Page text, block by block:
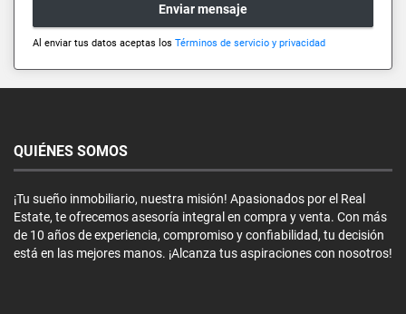
Enviar mensaje
Al enviar tus datos aceptas los Términos de servicio y privacidad
QUIÉNES SOMOS
¡Tu sueño inmobiliario, nuestra misión! Apasionados por el Real
Estate, te ofrecemos asesoría integral en compra y venta. Con más
de 10 años de experiencia, compromiso y confiabilidad, tu decisión
está en las mejores manos. ¡Alcanza tus aspiraciones con nosotros!